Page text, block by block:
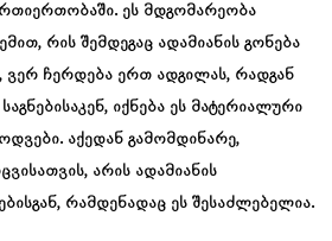
ეს მდგომარეობა
რის შემდეგაც ადამიანის გონება
ვერ ჩერდება ერთ ადგილას, რადგან
იქნება ეს მატერიალური
აქედან გამომდინარე,
არის ადამიანის
რამდენადაც ეს შესაძლებელია.